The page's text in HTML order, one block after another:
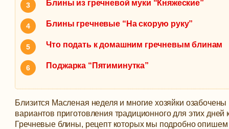
Блины из гречневой муки “Княжеские”
Блины гречневые “На скорую руку”
Что подать к домашним гречневым блинам
Поджарка “Пятиминутка”
Близится Масленая неделя и многие хозяйки
вариантов приготовления традиционного для этих дней
Гречневые блины, рецепт которых мы подробно